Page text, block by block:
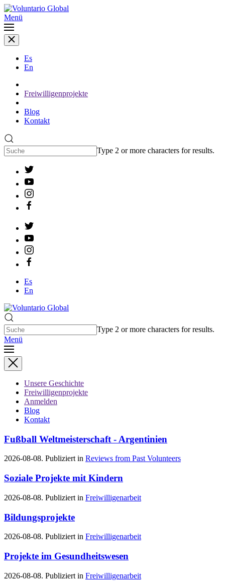
Menü
Es
En
Freiwilligenprojekte
Blog
Kontakt
Type 2 or more characters for results.
Es
En
Type 2 or more characters for results.
Menü
Unsere Geschichte
Freiwilligenprojekte
Anmelden
Blog
Kontakt
Fußball Weltmeisterschaft - Argentinien
2026-08-08. Publiziert in Reviews from Past Volunteers
Soziale Projekte mit Kindern
2026-08-08. Publiziert in Freiwilligenarbeit
Bildungsprojekte
2026-08-08. Publiziert in Freiwilligenarbeit
Projekte im Gesundheitswesen
2026-08-08. Publiziert in Freiwilligenarbeit